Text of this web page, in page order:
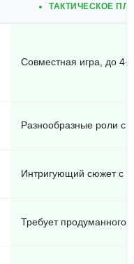
ТАКТИЧЕСКОЕ
Совместная игра, до 4-х
Разнообразные роли с
Интригующий сюжет с
Требует продуманного